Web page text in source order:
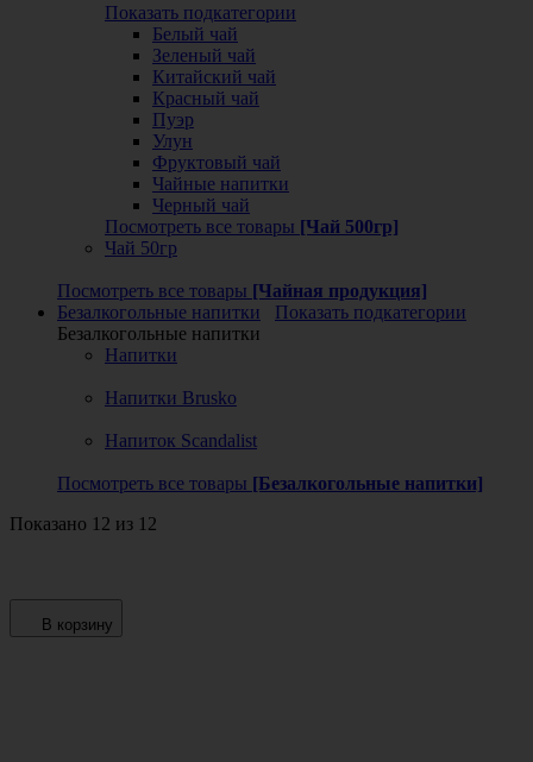
Показать подкатегории
Белый чай
Зеленый чай
Китайский чай
Красный чай
Пуэр
Улун
Фруктовый чай
Чайные напитки
Черный чай
Посмотреть все товары [Чай 500гр]
Чай 50гр
Посмотреть все товары [Чайная продукция]
Безалкогольные напитки
Показать подкатегории
Безалкогольные напитки
Напитки
Напитки Brusko
Напиток Scandalist
Посмотреть все товары [Безалкогольные напитки]
Показано 12 из 12
В корзину